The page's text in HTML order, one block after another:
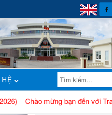
mừng bạn đến với Trang thông tin